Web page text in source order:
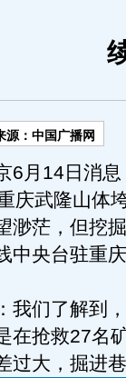
源： 中国广播网
14日消息
庆武隆山体
渺茫，但挖
中央台驻重庆
们了解到，
在抢救27名
过大，掘进